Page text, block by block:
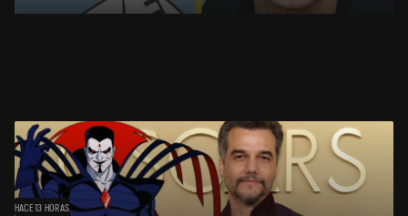
HACE 13 HORAS